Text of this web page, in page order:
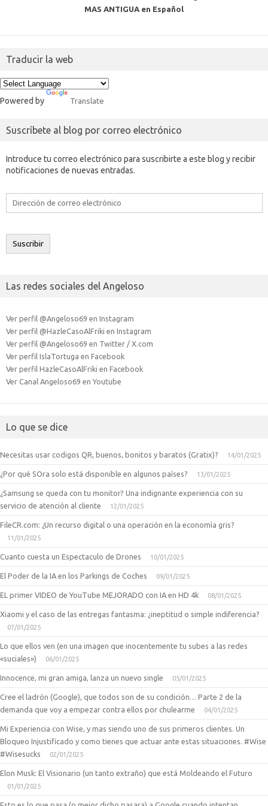
MAS ANTIGUA en Español
Traducir la web
Powered by Translate
Suscríbete al blog por correo electrónico
Introduce tu correo electrónico para suscribirte a este blog y recibir
notificaciones de nuevas entradas.
Dirección
electrónico
Suscribir
Las redes sociales del Angeloso
Ver perfil @Angeloso69 en Instagram
Ver perfil @HazleCasoAlFriki en Instagram
Ver perfil @Angeloso69 en Twitter / X.com
Ver perfil IslaTortuga en Facebook
Ver perfil HazleCasoAlFriki en Facebook
Ver Canal Angeloso69 en Youtube
Lo que se dice
Necesitas usar codigos QR, buenos, bonitos y baratos (Gratix)? 14/01/2025
¿Por qué SOra solo está disponible en algunos países? 13/01/2025
¿Samsung se queda con tu monitor? Una indignante experiencia con su
servicio de atención al cliente
12/01/2025
FileCR.com: ¿Un recurso digital o una operación en la economía gris?
11/01/2025
Cuanto cuesta un Espectaculo de Drones 10/01/2025
El Poder de la IA en los Parkings de Coches 09/01/2025
EL primer VIDEO de YouTube MEJORADO con IA en HD 4k 08/01/2025
Xiaomi y el caso de las entregas fantasma: ¿ineptitud o simple indiferencia?
07/01/2025
Lo que ellos ven (en una imagen que inocentemente tu subes a las redes
«suciales»)
06/01/2025
Innocence, mi gran amiga, lanza un nuevo single 05/01/2025
Cree el ladrón (Google), que todos son de su condición… Parte 2 de la
demanda que voy a empezar contra ellos por chulearme
04/01/2025
Mi Experiencia con Wise, y mas siendo uno de sus primeros clientes. Un
Bloqueo Injustificado y como tienes que actuar ante estas situaciones. #Wise
#Wisesucks
02/01/2025
Elon Musk: El Visionario (un tanto extraño) que está Moldeando el Futuro
01/01/2025